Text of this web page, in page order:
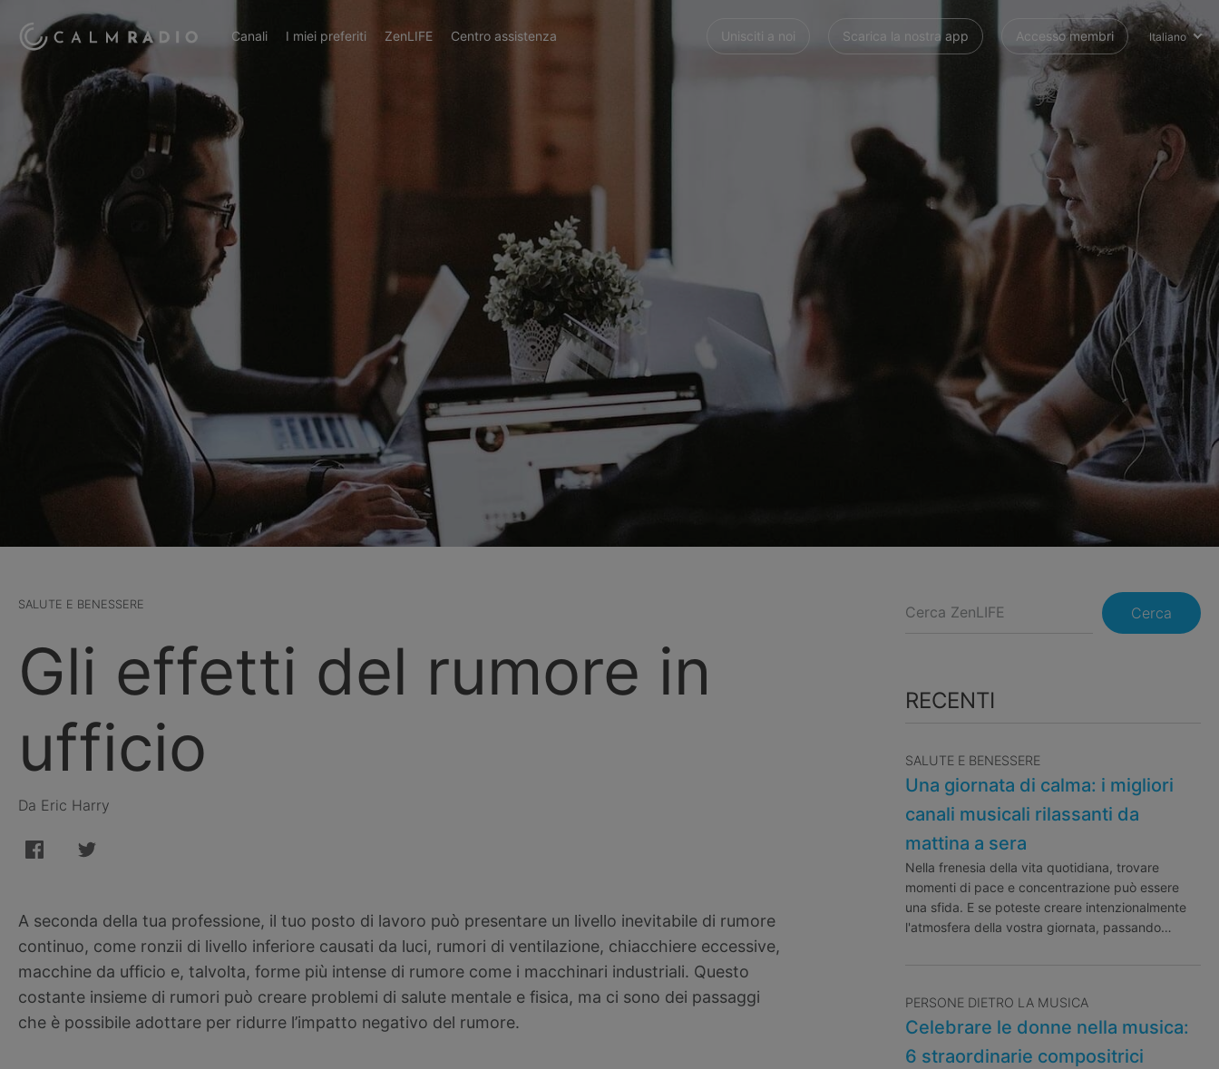
Canali I miei preferiti ZenLIFE Centro assistenza Unisciti a noi Scarica la nostra app Accesso membri Italiano
SALUTE E BENESSERE
Gli effetti del rumore in
ufficio
Da Eric Harry
A seconda della tua professione, il tuo posto di lavoro può presentare un livello inevitabile di rumore
continuo, come ronzii di livello inferiore causati da luci, rumori di ventilazione, chiacchiere eccessive,
macchine da ufficio e, talvolta, forme più intense di rumore come i macchinari industriali. Questo
costante insieme di rumori può creare problemi di salute mentale e fisica, ma ci sono dei passaggi
che è possibile adottare per ridurre l’impatto negativo del rumore.
Cerca
RECENTI
SALUTE E BENESSERE
Una giornata di calma: i migliori
canali musicali rilassanti da
mattina a sera
Nella frenesia della vita quotidiana, trovare
momenti di pace e concentrazione può essere
una sfida. E se poteste creare intenzionalmente
l'atmosfera della vostra giornata, passando…
PERSONE DIETRO LA MUSICA
Celebrare le donne nella musica:
6 straordinarie compositrici